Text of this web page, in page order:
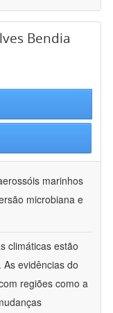
Bendia
marinhos
microbiana e
climáticas estão
evidências do
regiões como a